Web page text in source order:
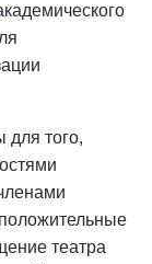
для того,
театра